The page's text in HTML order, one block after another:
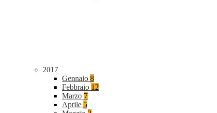
2017
Gennaio 8
Febbraio 12
Marzo 7
Aprile 5